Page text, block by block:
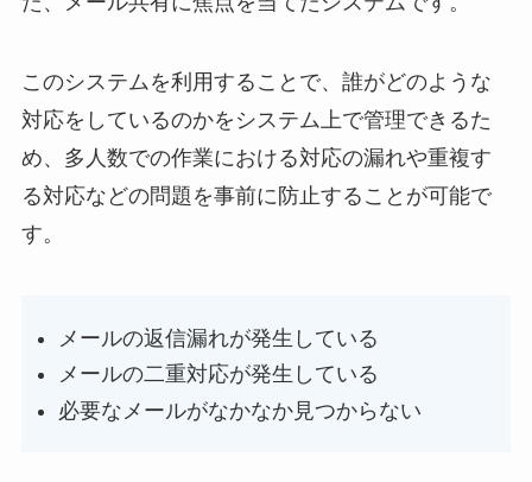
このシステムを利用することで、誰がどのような
対応をしているのかをシステム上で管理できるた
め、多人数での作業における対応の漏れや重複す
る対応などの問題を事前に防止することが可能で
す。
メールの返信漏れが発生している
メールの二重対応が発生している
必要なメールがなかなか見つからない